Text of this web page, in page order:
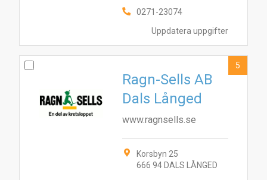
Uppdatera uppgifter
0271-23074
Ragn-Sells AB
Dals Långed
www.ragnsells.se
Korsbyn 25
666 94 DALS LÅNGED
5